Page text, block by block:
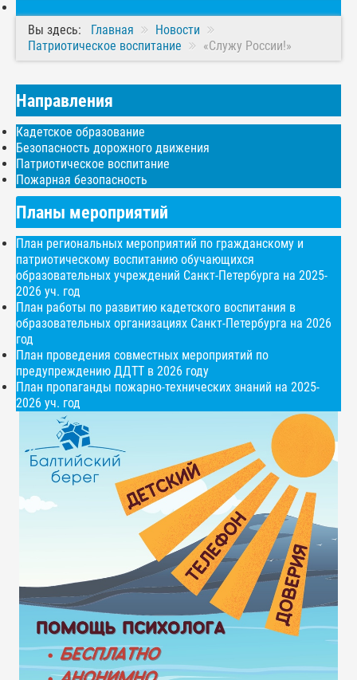
Вы здесь: Главная
Новости
Патриотическое воспитание
«Служу России!»
Направления
Кадетское образование
Безопасность дорожного движения
Патриотическое воспитание
Пожарная безопасность
Планы мероприятий
План региональных мероприятий по гражданскому и
патриотическому воспитанию обучающихся
образовательных учреждений Санкт-Петербурга на 2025-
2026 уч. год
План работы по развитию кадетского воспитания в
образовательных организациях Санкт-Петербурга на 2026
год
План проведения совместных мероприятий по
предупреждению ДДТТ в 2026 году
План пропаганды пожарно-технических знаний на 2025-
2026 уч. год